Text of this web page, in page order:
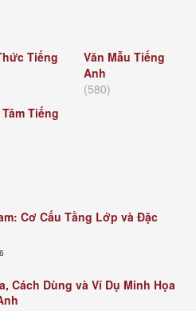
Tiếng
Tiếng
Văn Mẫu Tiếng
Anh
(580)
Cơ Cấu Tầng Lớp và Đặc
Cách Dùng và Ví Dụ Minh Họa